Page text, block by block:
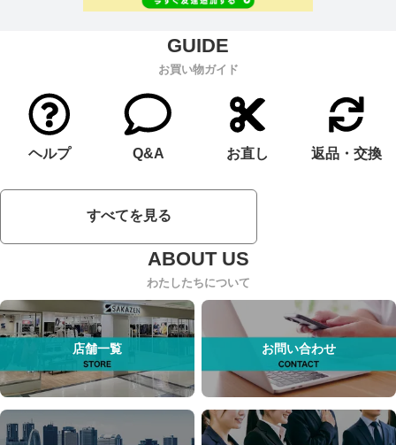
お買い物ガイド
ヘルプ Q&A お直し 返品・交換
すべてを見る
わたしたちについて
店舗一覧 お問い合わせ